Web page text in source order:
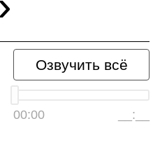
Озвучить всё
00:00 __:__